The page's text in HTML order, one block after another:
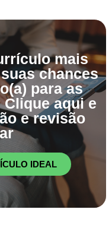
mais
chances
para as
aqui e
e revisão
IDEAL